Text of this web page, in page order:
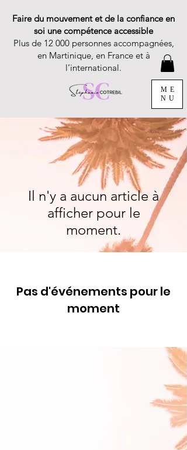
Faire du mouvement et de la confiance en
soi une compétence accessible
Plus de 12 000 personnes accompagnées,
en Martinique, en France et à
l’international.
ME
NU
Il n'y a aucun article à
afficher pour le
moment.
Pas d'événements pour le
moment